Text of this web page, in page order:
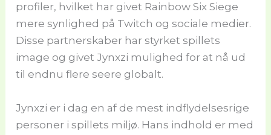
profiler, hvilket har givet Rainbow Six Siege
mere synlighed på Twitch og sociale medier.
Disse partnerskaber har styrket spillets
image og givet Jynxzi mulighed for at nå ud
til endnu flere seere globalt.
Jynxzi er i dag en af de mest indflydelsesrige
personer i spillets miljø. Hans indhold er med